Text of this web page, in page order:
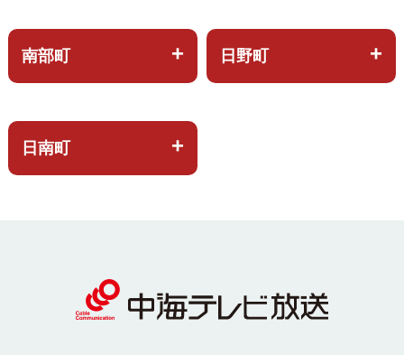
南部町 日野町
日南町